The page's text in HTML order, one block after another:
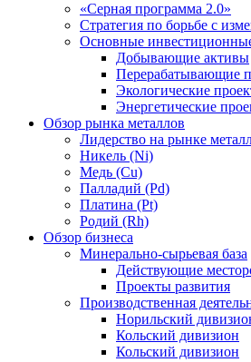
«Серная программа 2.0»
Стратегия по борьбе с
Основные
Добывающие активы
Перерабатывающие
Экологические
Энергетические
Обзор рынка металлов
Лидерство на рынке
Никель (Ni)
Медь (Cu)
Палладий (Pd)
Платина (Pt)
Родий (Rh)
Обзор бизнеса
Минерально-сырьевая база
Действующие
Проекты развития
Производственная
Норильский
Кольский дивизион
Кольский дивизион